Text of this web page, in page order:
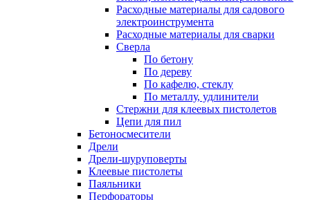
Расходные материалы для садового
электроинструмента
Расходные материалы для сварки
Сверла
По бетону
По дереву
По кафелю, стеклу
По металлу, удлинители
Стержни для клеевых пистолетов
Цепи для пил
Бетоносмесители
Дрели
Дрели-шуруповерты
Клеевые пистолеты
Паяльники
Перфораторы